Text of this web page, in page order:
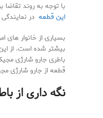
با توجه به روند
این قطعه در
بسیاری از خانوار های
بیشتر شده است. از
باطری جارو شارژی
قطعه از جارو شارژی
نگه داری از